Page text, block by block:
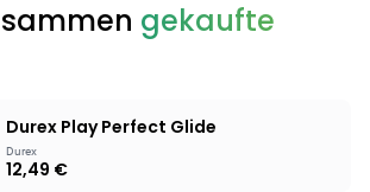
gekaufte
Durex Play Perfect Glide
Durex
12,49 €